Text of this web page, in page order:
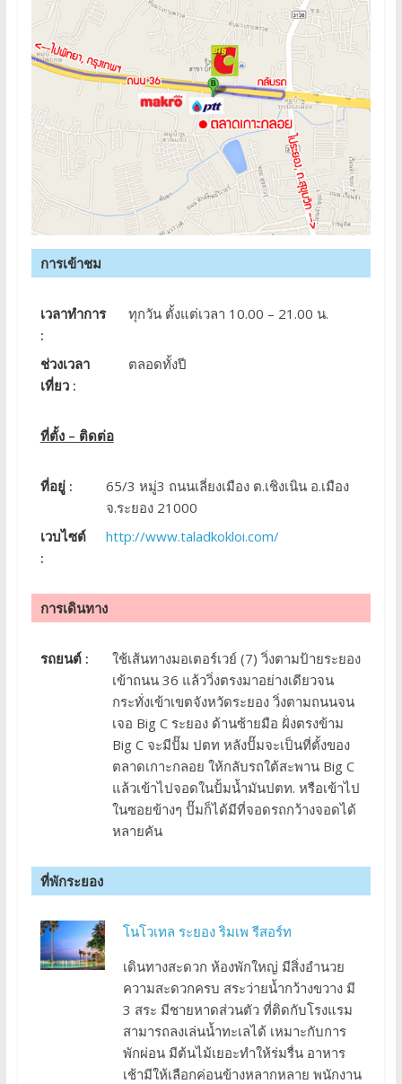
การเข้าชม
เวลาทำการ
:
ทุกวัน ตั้งแต่เวลา 10.00 – 21.00 น.
ช่วงเวลา
เที่ยว :
ตลอดทั้งปี
ที่ตั้ง – ติดต่อ
ที่อยู่ :
65/3 หมู่3 ถนนเลี่ยงเมือง ต.เชิงเนิน อ.เมือง
จ.ระยอง 21000
เวบไซต์
:
http://www.taladkokloi.com/
การเดินทาง
รถยนต์ :
ใช้เส้นทางมอเตอร์เวย์ (7) วิ่งตามป้ายระยอง
เข้าถนน 36 แล้ววิ่งตรงมาอย่างเดียวจน
กระทั่งเข้าเขตจังหวัดระยอง วิ่งตามถนนจน
เจอ Big C ระยอง ด้านซ้ายมือ ฝั่งตรงข้าม
Big C จะมีปั๊ม ปตท หลังปั๊มจะเป็นที่ตั้งของ
ตลาดเกาะกลอย ให้กลับรถใต้สะพาน Big C
แล้วเข้าไปจอดในปั้มน้ำมันปตท. หรือเข้าไป
ในซอยข้างๆ ปั๊มก็ได้มีที่จอดรถกว้างจอดได้
หลายคัน
ที่พักระยอง
โนโวเทล ระยอง ริมเพ รีสอร์ท
เดินทางสะดวก ห้องพักใหญ่ มีสิ่งอำนวย
ความสะดวกครบ สระว่ายน้ำกว้างขวาง มี
3 สระ มีชายหาดส่วนตัว ที่ติดกับโรงแรม
สามารถลงเล่นน้ำทะเลได้ เหมาะกับการ
พักผ่อน มีต้นไม้เยอะทำให้ร่มรื่น อาหาร
เช้ามีให้เลือกค่อนข้างหลากหลาย พนักงาน